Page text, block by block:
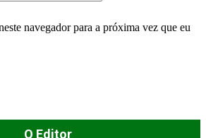
navegador para a próxima vez que eu
O Editor